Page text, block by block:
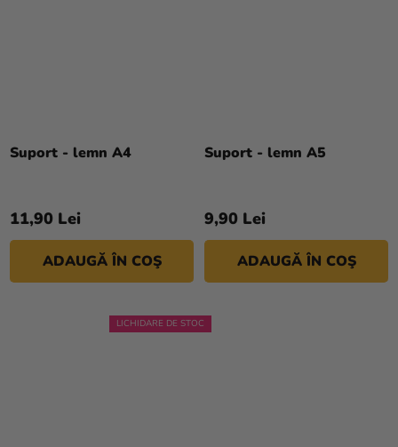
Suport - lemn A4
11,90 Lei
ADAUGĂ ÎN COŞ
Suport - lemn A5
9,90 Lei
ADAUGĂ ÎN COŞ
LICHIDARE DE STOC